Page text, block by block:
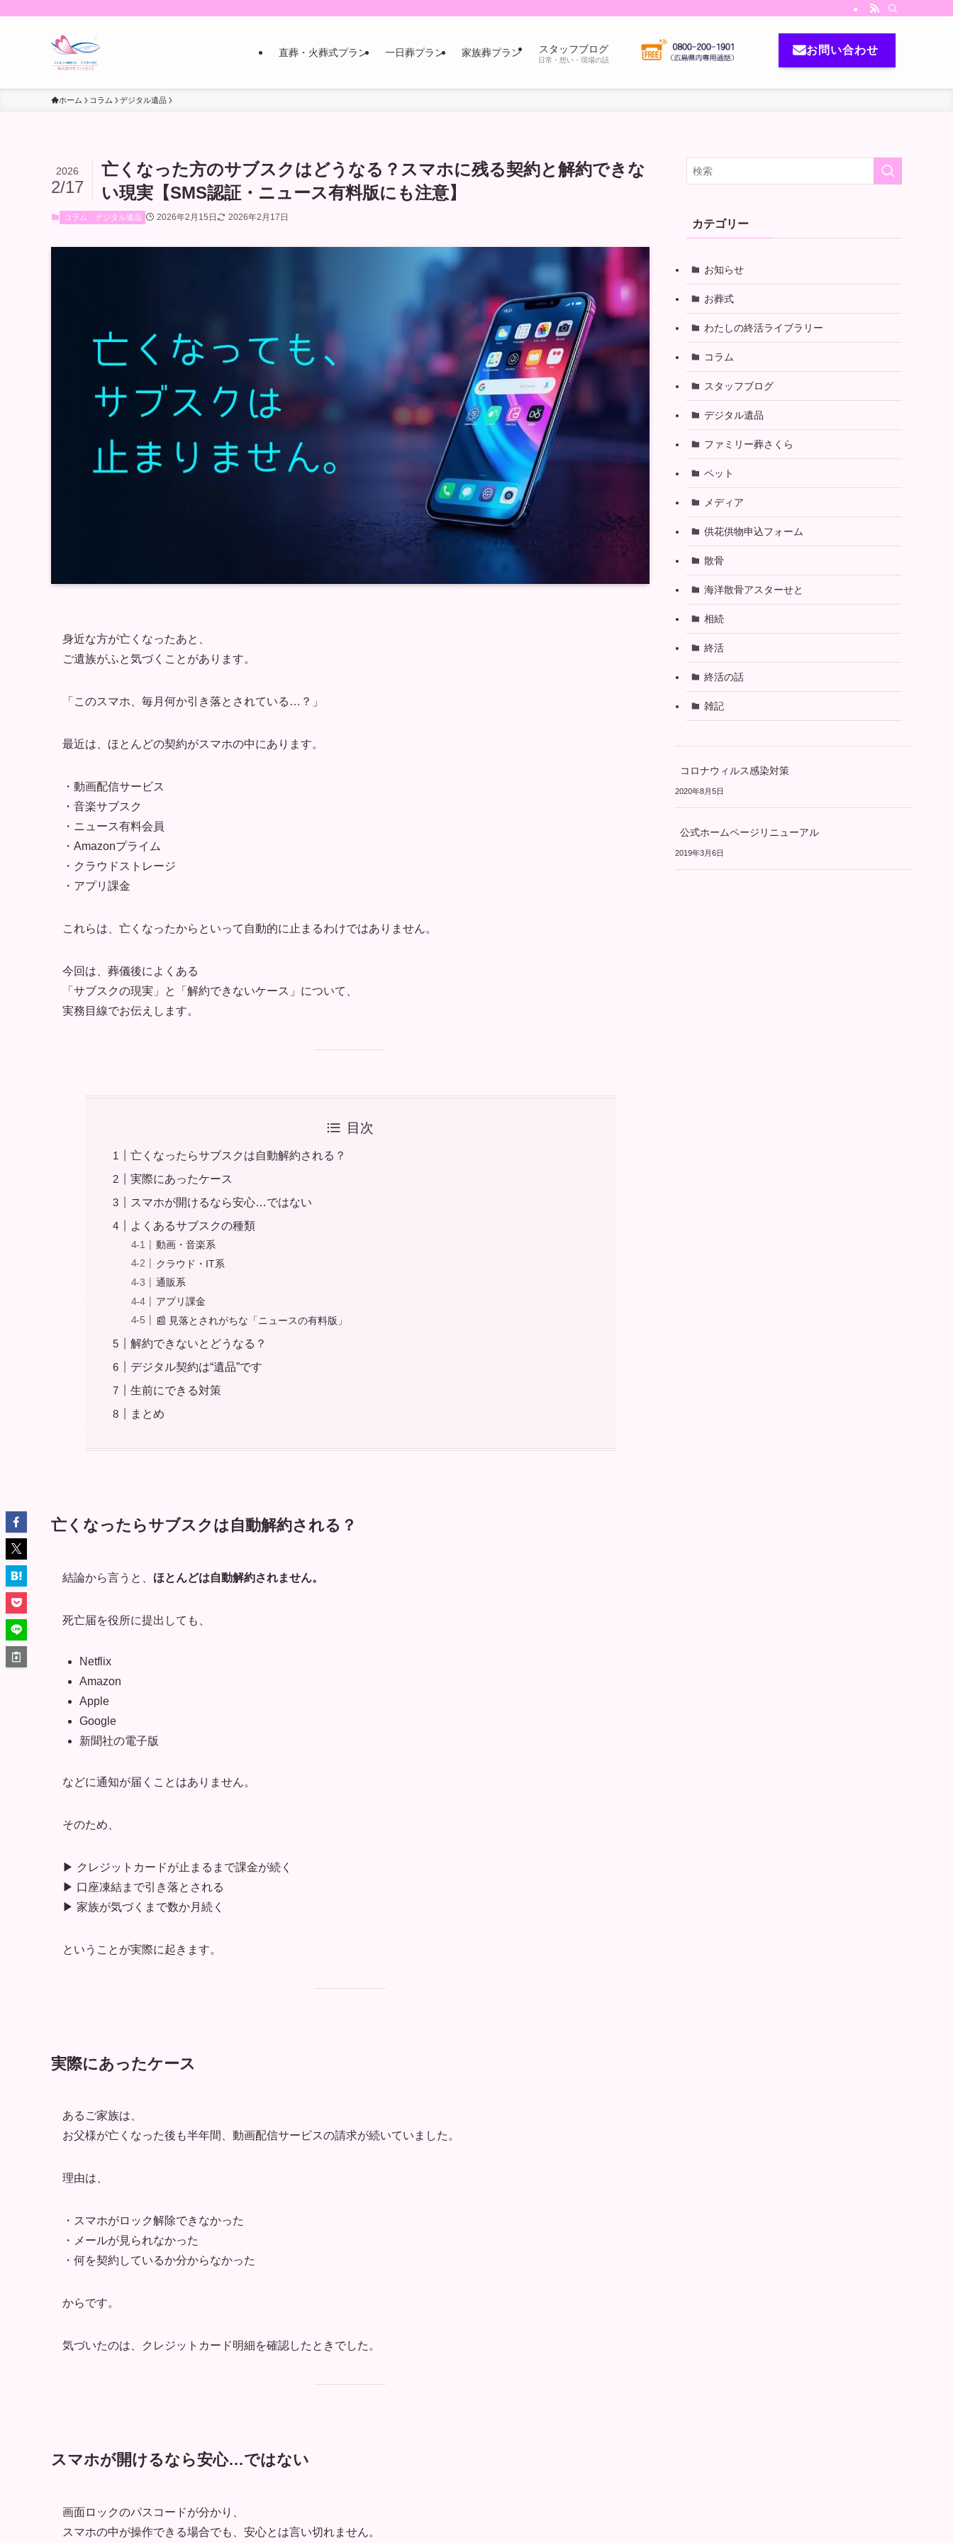
直葬・火葬式プラン 一日葬プラン 家族葬プラン スタッフブログ
日常・想い・現場の話
お問い合わせ
ホーム コラム デジタル遺品
亡くなった方のサブスクはどうなる？スマホに残る契約と解約できな
い現実【SMS認証・ニュース有料版にも注意】
2026
2/17
コラム デジタル遺品 2026年2月15日 2026年2月17日
身近な方が亡くなったあと、
ご遺族がふと気づくことがあります。
「このスマホ、毎月何か引き落とされている…？」
最近は、ほとんどの契約がスマホの中にあります。
・動画配信サービス
・音楽サブスク
・ニュース有料会員
・Amazonプライム
・クラウドストレージ
・アプリ課金
これらは、亡くなったからといって自動的に止まるわけではありません。
今回は、葬儀後によくある
「サブスクの現実」と「解約できないケース」について、
実務目線でお伝えします。
目次
亡くなったらサブスクは自動解約される？
実際にあったケース
スマホが開けるなら安心…ではない
よくあるサブスクの種類
動画・音楽系
クラウド・IT系
通販系
アプリ課金
📰 見落とされがちな「ニュースの有料版」
解約できないとどうなる？
デジタル契約は“遺品”です
生前にできる対策
まとめ
亡くなったらサブスクは自動解約される？
結論から言うと、 ほとんどは自動解約されません。
死亡届を役所に提出しても、
Netflix
Amazon
Apple
Google
新聞社の電子版
などに通知が届くことはありません。
そのため、
▶ クレジットカードが止まるまで課金が続く
▶ 口座凍結まで引き落とされる
▶ 家族が気づくまで数か月続く
ということが実際に起きます。
実際にあったケース
あるご家族は、
お父様が亡くなった後も半年間、動画配信サービスの請求が続いていました。
理由は、
・スマホがロック解除できなかった
・メールが見られなかった
・何を契約しているか分からなかった
からです。
気づいたのは、クレジットカード明細を確認したときでした。
スマホが開けるなら安心…ではない
画面ロックのパスコードが分かり、
スマホの中が操作できる場合でも、安心とは言い切れません。
カテゴリー
お知らせ
お葬式
わたしの終活ライブラリー
コラム
スタッフブログ
デジタル遺品
ファミリー葬さくら
ペット
メディア
供花供物申込フォーム
散骨
海洋散骨アスターせと
相続
終活
終活の話
雑記
コロナウィルス感染対策
2020年8月5日
公式ホームページリニューアル
2019年3月6日